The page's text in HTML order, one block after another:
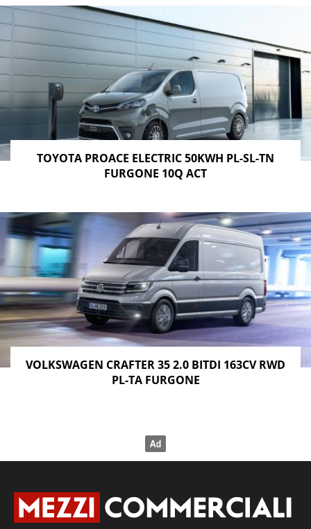
TOYOTA PROACE ELECTRIC 50KWH PL-SL-TN
FURGONE 10Q ACT
VOLKSWAGEN CRAFTER 35 2.0 BITDI 163CV RWD
PL-TA FURGONE